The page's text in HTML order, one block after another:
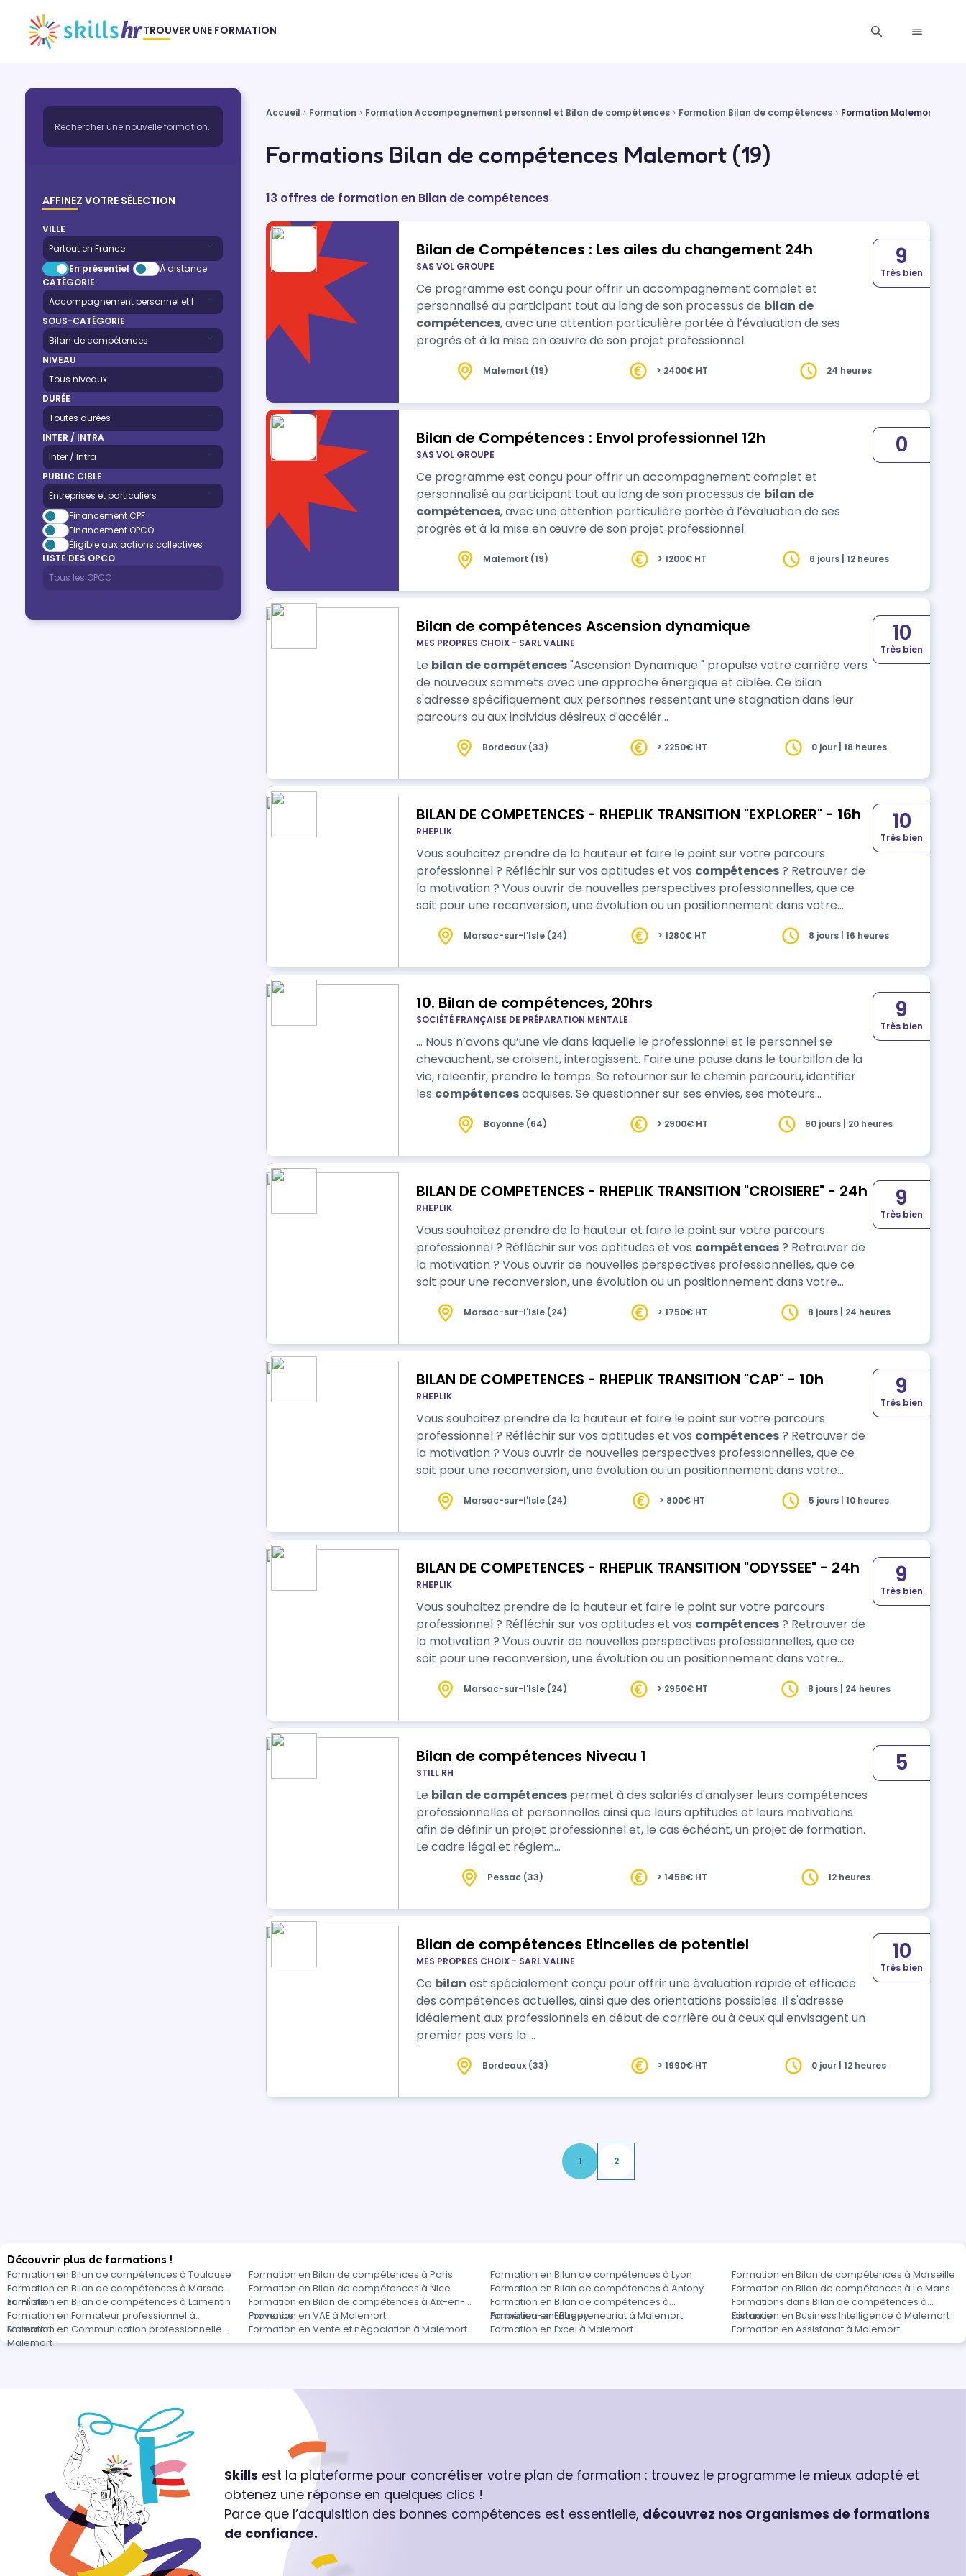
TROUVER UNE FORMATION
AFFINEZ VOTRE SÉLECTION
VILLE
En présentiel
À distance
CATÉGORIE
SOUS-CATÉGORIE
NIVEAU
DURÉE
INTER / INTRA
PUBLIC CIBLE
Financement CPF
Financement OPCO
Éligible aux actions collectives
LISTE DES OPCO
Accueil Formation Formation Accompagnement personnel et Bilan de compétences Formation Bilan de compétences Formation Malemort
Formations Bilan de compétences Malemort (19)
13 offres de formation en Bilan de compétences
Bilan de Compétences : Les ailes du changement 24h
SAS VOL GROUPE
Ce programme est conçu pour offrir un accompagnement complet et
personnalisé au participant tout au long de son processus de bilan de
compétences, avec une attention particulière portée à l’évaluation de ses
progrès et à la mise en œuvre de son projet professionnel.
9
Très bien
Malemort (19) > 2400€ HT 24 heures
Bilan de Compétences : Envol professionnel 12h
SAS VOL GROUPE
Ce programme est conçu pour offrir un accompagnement complet et
personnalisé au participant tout au long de son processus de bilan de
compétences, avec une attention particulière portée à l’évaluation de ses
progrès et à la mise en œuvre de son projet professionnel.
0
Malemort (19) > 1200€ HT 6 jours | 12 heures
Bilan de compétences Ascension dynamique
MES PROPRES CHOIX - SARL VALINE
Le bilan de compétences"Ascension Dynamique " propulse votre carrière vers
de nouveaux sommets avec une approche énergique et ciblée. Ce bilan
s'adresse spécifiquement aux personnes ressentant une stagnation dans leur
parcours ou aux individus désireux d'accélér…
10
Très bien
Bordeaux (33) > 2250€ HT 0 jour | 18 heures
BILAN DE COMPETENCES - RHEPLIK TRANSITION "EXPLORER" - 16h
RHEPLIK
Vous souhaitez prendre de la hauteur et faire le point sur votre parcours
professionnel ? Réfléchir sur vos aptitudes et vos compétences? Retrouver de
la motivation ? Vous ouvrir de nouvelles perspectives professionnelles, que ce
soit pour une reconversion, une évolution ou un positionnement dans votre
10
Très bien
Marsac-sur-l'Isle (24) > 1280€ HT 8 jours | 16 heures
10. Bilan de compétences, 20hrs
SOCIÉTÉ FRANÇAISE DE PRÉPARATION MENTALE
… Nous n’avons qu’une vie dans laquelle le professionnel et le personnel se
chevauchent, se croisent, interagissent. Faire une pause dans le tourbillon de la
vie, raleentir, prendre le temps. Se retourner sur le chemin parcouru, identifier
les compétencesacquises. Se questionner sur ses envies, ses moteurs
sereinement un nouvel avenir professionnel en cohérence avec ce qui aura été
9
Très bien
Bayonne (64) > 2900€ HT 90 jours | 20 heures
BILAN DE COMPETENCES - RHEPLIK TRANSITION "CROISIERE" - 24h
RHEPLIK
Vous souhaitez prendre de la hauteur et faire le point sur votre parcours
professionnel ? Réfléchir sur vos aptitudes et vos compétences? Retrouver de
la motivation ? Vous ouvrir de nouvelles perspectives professionnelles, que ce
soit pour une reconversion, une évolution ou un positionnement dans votre
9
Très bien
Marsac-sur-l'Isle (24) > 1750€ HT 8 jours | 24 heures
BILAN DE COMPETENCES - RHEPLIK TRANSITION "CAP" - 10h
RHEPLIK
Vous souhaitez prendre de la hauteur et faire le point sur votre parcours
professionnel ? Réfléchir sur vos aptitudes et vos compétences? Retrouver de
la motivation ? Vous ouvrir de nouvelles perspectives professionnelles, que ce
soit pour une reconversion, une évolution ou un positionnement dans votre
9
Très bien
Marsac-sur-l'Isle (24) > 800€ HT 5 jours | 10 heures
BILAN DE COMPETENCES - RHEPLIK TRANSITION "ODYSSEE" - 24h
RHEPLIK
Vous souhaitez prendre de la hauteur et faire le point sur votre parcours
professionnel ? Réfléchir sur vos aptitudes et vos compétences? Retrouver de
la motivation ? Vous ouvrir de nouvelles perspectives professionnelles, que ce
soit pour une reconversion, une évolution ou un positionnement dans votre
9
Très bien
Marsac-sur-l'Isle (24) > 2950€ HT 8 jours | 24 heures
Bilan de compétences Niveau 1
STILL RH
Le bilan de compétencespermet à des salariés d'analyser leurs compétences
professionnelles et personnelles ainsi que leurs aptitudes et leurs motivations
afin de définir un projet professionnel et, le cas échéant, un projet de formation.
Le cadre légal et réglem…
5
Pessac (33) > 1458€ HT 12 heures
Bilan de compétences Etincelles de potentiel
MES PROPRES CHOIX - SARL VALINE
Ce bilan est spécialement conçu pour offrir une évaluation rapide et efficace
des compétences actuelles, ainsi que des orientations possibles. Il s'adresse
idéalement aux professionnels en début de carrière ou à ceux qui envisagent un
premier pas vers la …
10
Très bien
Bordeaux (33) > 1990€ HT 0 jour | 12 heures
1 2
Découvrir plus de formations !
Formation en Bilan de compétences à Toulouse Formation en Bilan de compétences à Paris Formation en Bilan de compétences à Lyon
Formation en Bilan de compétences à Marseille
Formation en Bilan de compétences à Marsac-
sur-l'Isle
Formation en Bilan de compétences à Nice Formation en Bilan de compétences à Antony
Formation en Bilan de compétences à Le Mans
Formation en Bilan de compétences à Lamentin
Formation en Bilan de compétences à Aix-en-
Provence
Formation en Bilan de compétences à
Ambérieu-en-Bugey
Formations dans Bilan de compétences à
distance
Formation en Formateur professionnel à
Malemort
Formation en VAE à Malemort Formation en Entrepreneuriat à Malemort
Formation en Business Intelligence à Malemort
Formation en Communication professionnelle à
Malemort
Formation en Vente et négociation à Malemort Formation en Excel à Malemort Formation en Assistanat à Malemort
Skills est la plateforme pour concrétiser votre plan de formation : trouvez le programme le mieux adapté et
obtenez une réponse en quelques clics !
Parce que l’acquisition des bonnes compétences est essentielle, découvrez nos Organismes de formations
de confiance.